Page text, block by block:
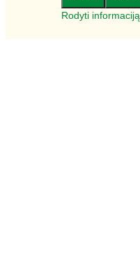
Rodyti informaciją